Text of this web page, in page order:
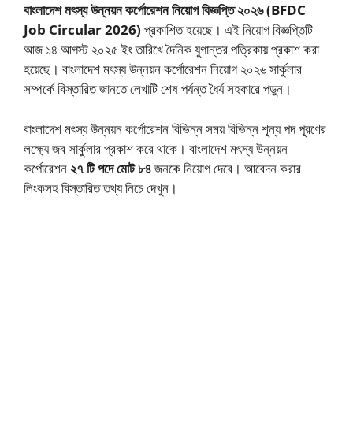
বাংলাদেশ মৎস্য উন্নয়ন কর্পোরেশন নিয়োগ বিজ্ঞপ্তি ২০২৬ (BFDC
Job Circular 2026) প্রকাশিত হয়েছে। এই নিয়োগ বিজ্ঞপ্তিটি
আজ ১৪ আগস্ট ২০২৫ ইং তারিখে দৈনিক যুগান্তর পত্রিকায় প্রকাশ করা
হয়েছে। বাংলাদেশ মৎস্য উন্নয়ন কর্পোরেশন নিয়োগ ২০২৬ সার্কুলার
সম্পর্কে বিস্তারিত জানতে লেখাটি শেষ পর্যন্ত ধৈর্য সহকারে পড়ুন।
বাংলাদেশ মৎস্য উন্নয়ন কর্পোরেশন বিভিন্ন সময় বিভিন্ন শূন্য পদ পূরণের
লক্ষ্যে জব সার্কুলার প্রকাশ করে থাকে। বাংলাদেশ মৎস্য উন্নয়ন
কর্পোরেশন২৭ টি পদে মোট ৮৪জনকে নিয়োগ দেবে। আবেদন করার
লিংকসহ বিস্তারিত তথ্য নিচে দেখুন।